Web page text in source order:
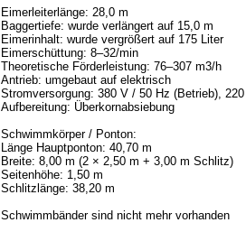
Eimerleiterlänge: 28,0 m
Baggertiefe: wurde verlängert auf 15,0 m
Eimerinhalt: wurde vergrößert auf 175 Liter
Eimerschüttung: 8–32/min
Theoretische Förderleistung: 76–307 m3/h
Antrieb: umgebaut auf elektrisch
Stromversorgung: 380 V / 50 Hz (Betrieb),
Aufbereitung: Überkornabsiebung
Schwimmkörper / Ponton:
Länge Hauptponton: 40,70 m
Breite: 8,00 m (2 × 2,50 m + 3,00 m Schlitz)
Seitenhöhe: 1,50 m
Schlitzlänge: 38,20 m
Schwimmbänder sind nicht mehr vorhanden